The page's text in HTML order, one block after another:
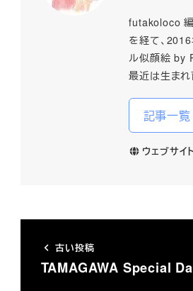
futakoloco 編
を経て、
ル似顔絵 by
最近は生ま
記事一覧
ウェブサイ
古い投稿
TAMAGAWA Special